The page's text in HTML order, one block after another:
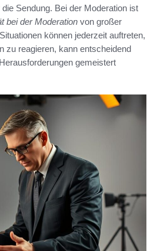
Sendung. Bei der Moderation ist
bei der Moderation von großer
können jederzeit auftreten,
zu reagieren, kann entscheidend
gemeistert